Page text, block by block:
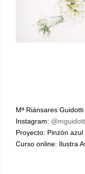
Mª Riánsares
Instagram:
Proyecto: Pinzón
Curso online: Ilustra